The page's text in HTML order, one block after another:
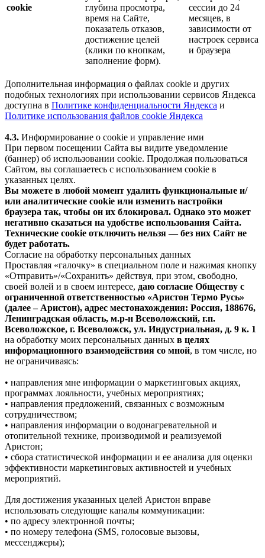
cookie
глубина просмотра,
время на Сайте,
показатель отказов,
достижение целей
(клики по кнопкам,
заполнение форм).
сессии до 24
месяцев, в
зависимости от
настроек сервиса
и браузера
Дополнительная информация о файлах cookie и других
подобных технологиях при использовании сервисов Яндекса
доступна в Политике конфиденциальности Яндекса и
Политике использования файлов cookie Яндекса
4.3. Информирование о cookie и управление ими
При первом посещении Сайта вы видите уведомление
(баннер) об использовании cookie. Продолжая пользоваться
Сайтом, вы соглашаетесь с использованием cookie в
указанных целях.
Вы можете в любой момент удалить функциональные и/
или аналитические cookie или изменить настройки
браузера так, чтобы он их блокировал. Однако это может
негативно сказаться на удобстве использования Сайта.
Технические cookie отключить нельзя — без них Сайт не
будет работать.
Согласие на обработку персональных данных
Проставляя «галочку» в специальном поле и нажимая кнопку
«Отправить»/«Сохранить» действуя, при этом, свободно,
своей волей и в своем интересе, даю согласие Обществу с
ограниченной ответственностью «Аристон Термо Русь»
(далее – Аристон), адрес местонахождения: Россия, 188676,
Ленинградская область, м.р-н Всеволожский, г.п.
Всеволожское, г. Всеволожск, ул. Индустриальная, д. 9 к. 1
на обработку моих персональных данных в целях
информационного взаимодействия со мной, в том числе, но
не ограничиваясь:
• направления мне информации о маркетинговых акциях,
программах лояльности, учебных мероприятиях;
• направления предложений, связанных с возможным
сотрудничеством;
• направления информации о водонагревательной и
отопительной технике, производимой и реализуемой
Аристон;
• сбора статистической информации и ее анализа для оценки
эффективности маркетинговых активностей и учебных
мероприятий.
Для достижения указанных целей Аристон вправе
использовать следующие каналы коммуникации:
• по адресу электронной почты;
• по номеру телефона (SMS, голосовые вызовы,
мессенджеры);